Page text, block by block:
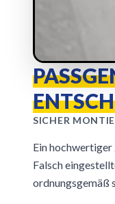
SICHER
Ein
Falsch
ordnungsgemäß